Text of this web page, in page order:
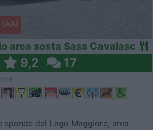
area sosta Sass Cavalasc
9,2 17
sponde del Lago Maggiore, area